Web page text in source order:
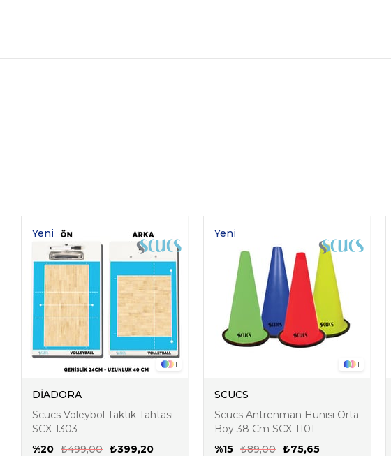
1
DİADORA
Scucs Voleybol Taktik Tahtası
SCX-1303
%20
₺399,20
₺499,00
Yeni
Ürün
1
SCUCS
Scucs Antrenman Hunisi Orta
Boy 38 Cm SCX-1101
%15
₺75,65
₺89,00
Yeni